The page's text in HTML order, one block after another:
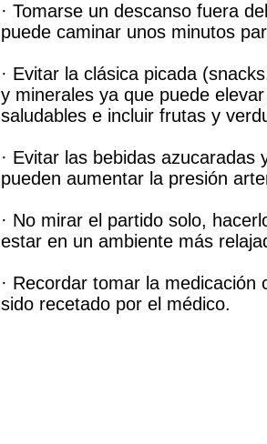
· Tomarse un descanso fuera
puede caminar unos minutos
· Evitar la clásica picada
y minerales ya que puede
saludables e incluir frutas y
· Evitar las bebidas
pueden aumentar la presión
· No mirar el partido solo,
estar en un ambiente más
· Recordar tomar la
sido recetado por el médico.